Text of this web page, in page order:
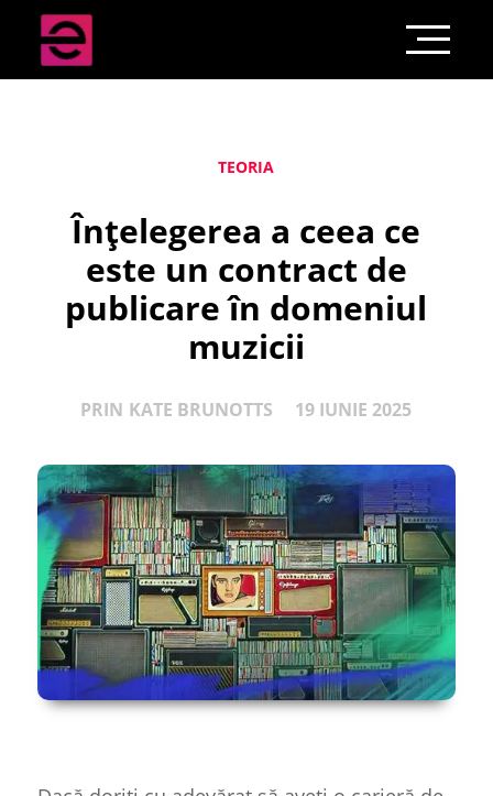
TEORIA
Înțelegerea a ceea ce
este un contract de
publicare în domeniul
muzicii
PRIN KATE BRUNOTTS 19 IUNIE 2025